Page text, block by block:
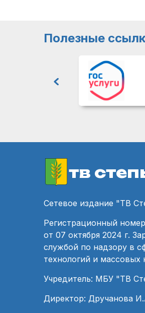
Полезные
тв
Сетевое издание "ТВ
Регистрационный
от 07 октября 2024 г.
службой по надзору в
технологий и
Учредитель: МБУ "ТВ
Директор: Дручанова